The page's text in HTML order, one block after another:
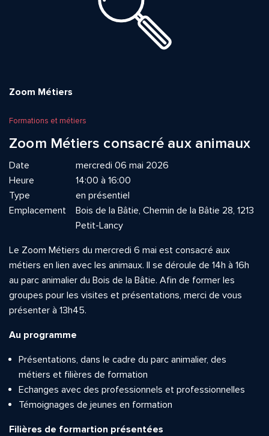
Zoom Métiers
Formations et métiers
Zoom Métiers consacré aux animaux
Date
mercredi 06 mai 2026
Heure
14:00 à 16:00
Type
en présentiel
Emplacement
Bois de la Bâtie, Chemin de la Bâtie 28, 1213
Petit-Lancy
Le Zoom Métiers du mercredi 6 mai est consacré aux
métiers en lien avec les animaux. Il se déroule de 14h à 16h
au parc animalier du Bois de la Bâtie. Afin de former les
groupes pour les visites et présentations, merci de vous
présenter à 13h45.
Au programme
Présentations, dans le cadre du parc animalier, des
métiers et filières de formation
Echanges avec des professionnels et professionnelles
Témoignages de jeunes en formation
Filières de formartion présentées